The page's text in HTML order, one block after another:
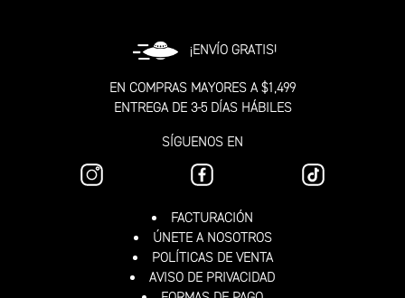
¡ENVÍO GRATIS!
EN COMPRAS MAYORES A $1,499
ENTREGA DE 3-5 DÍAS HÁBILES
SÍGUENOS EN
FACTURACIÓN
ÚNETE A NOSOTROS
POLÍTICAS DE VENTA
AVISO DE PRIVACIDAD